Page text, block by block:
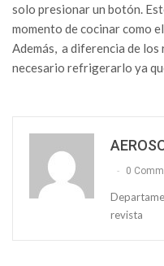
solo presionar un botón.
momento de cocinar como
Además, a diferencia de los
necesario refrigerarlo ya
0
revista